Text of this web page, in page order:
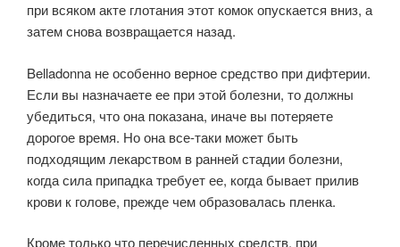
при всяком акте глотания этот комок опускается вниз, а
затем снова возвращается назад.
Belladonna не особенно верное средство при дифтерии.
Если вы назначаете ее при этой болезни, то должны
убедиться, что она показана, иначе вы потеряете
дорогое время. Но она все-таки может быть
подходящим лекарством в ранней стадии болезни,
когда сила припадка требует ее, когда бывает прилив
крови к голове, прежде чем образовалась пленка.
Кроме только что перечисленных средств, при